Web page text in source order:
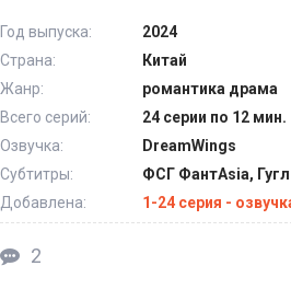
Год выпуска:
2024
Страна:
Китай
Жанр:
романтика драма
Всего серий:
24 серии по 12 мин.
Озвучка:
DreamWings
Субтитры:
ФСГ ФантAsia,
Добавлена:
1-24 серия -
2